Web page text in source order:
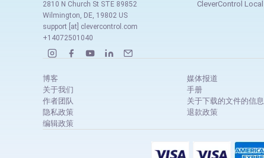
2810 N Church St STE 89852
Wilmington, DE, 19802 US
support [at] clevercontrol.com
+14072501040
CleverControl Local
博客
关于我们
作者团队
隐私政策
编辑政策
媒体报道
手册
关于下载的文件的信息
退款政策